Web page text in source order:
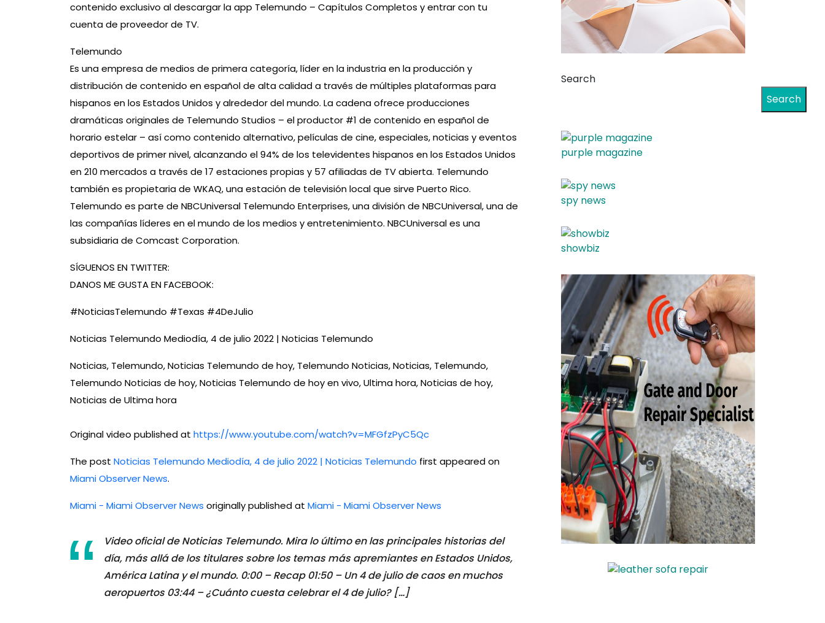
contenido exclusivo al descargar la app Telemundo – Capítulos Completos y entrar con tu
cuenta de proveedor de TV.
Telemundo
Es una empresa de medios de primera categoría, líder en la industria en la producción y
distribución de contenido en español de alta calidad a través de múltiples plataformas para
hispanos en los Estados Unidos y alrededor del mundo. La cadena ofrece producciones
dramáticas originales de Telemundo Studios – el productor #1 de contenido en español de
horario estelar – así como contenido alternativo, películas de cine, especiales, noticias y eventos
deportivos de primer nivel, alcanzando el 94% de los televidentes hispanos en los Estados Unidos
en 210 mercados a través de 17 estaciones propias y 57 afiliadas de TV abierta. Telemundo
también es propietaria de WKAQ, una estación de televisión local que sirve Puerto Rico.
Telemundo es parte de NBCUniversal Telemundo Enterprises, una división de NBCUniversal, una de
las compañías líderes en el mundo de los medios y entretenimiento. NBCUniversal es una
subsidiaria de Comcast Corporation.
SÍGUENOS EN TWITTER:
DANOS ME GUSTA EN FACEBOOK:
#NoticiasTelemundo #Texas #4DeJulio
Noticias Telemundo Mediodía, 4 de julio 2022 | Noticias Telemundo
Noticias, Telemundo, Noticias Telemundo de hoy, Telemundo Noticias, Noticias, Telemundo,
Telemundo Noticias de hoy, Noticias Telemundo de hoy en vivo, Ultima hora, Noticias de hoy,
Noticias de Ultima hora
Original video published at https://www.youtube.com/watch?v=MFGfzPyC5Qc
The post Noticias Telemundo Mediodía, 4 de julio 2022 | Noticias Telemundo first appeared on
Miami Observer News.
Miami - Miami Observer News originally published at Miami - Miami Observer News
Video oficial de Noticias Telemundo. Mira lo último en las principales historias del
día, más allá de los titulares sobre los temas más apremiantes en Estados Unidos,
América Latina y el mundo. 0:00 – Recap 01:50 – Un 4 de julio de caos en muchos
aeropuertos 03:44 – ¿Cuánto cuesta celebrar el 4 de julio? […]
Search
Search
purple magazine
spy news
showbiz